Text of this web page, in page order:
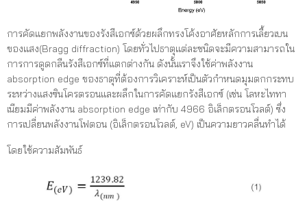
การคัดแยกพลังงานของรังสีเอกซ์ด้วยผลึกทรงโค้งอาศัยหลักการเลี้ยวเบน
ของแสง(Bragg diffraction) โดยทั่วไปธาตุแต่ละชนิดจะมีความสามารถใน
การการดูดกลืนรังสีเอกซ์ที่แตกต่างกัน ดังนั้นเราจึงใช้ค่าพลังงาน
absorption edge ของธาตุที่ต้องการวิเคราะห์เป็นตัวกำหนดมุมตกกระทบ
ระหว่างแสงซินโครตรอนและผลึกในการคัดแยกรังสีเอกซ์ (เช่น โลหะไททา
เนียมมีค่าพลังงาน absorption edge เท่ากับ 4966 อิเล็กตรอนโวลต์) ซึ่ง
การเปลี่ยนพลังงานโฟตอน (อิเล็กตรอนโวลต์, eV) เป็นความยาวคลื่นทำได้
โดยใช้ความสัมพันธ์